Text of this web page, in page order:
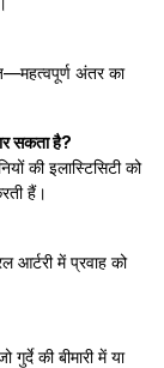
अंतर का
सकता है?
की इलास्टिसिटी को
हैं।
आर्टरी में प्रवाह को
की बीमारी में या